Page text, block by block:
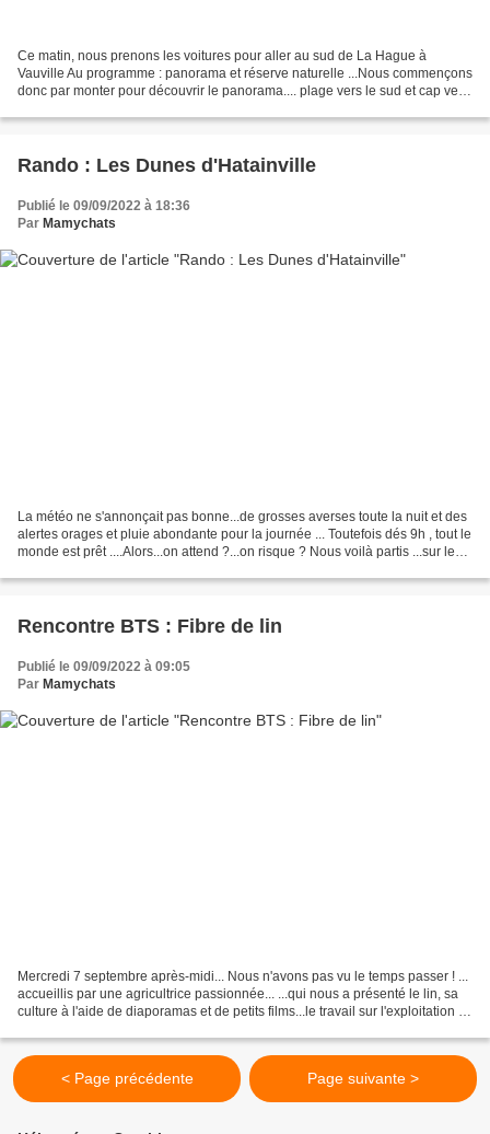
Ce matin, nous prenons les voitures pour aller au sud de La Hague à
Vauville Au programme : panorama et réserve naturelle ...Nous commençons
donc par monter pour découvrir le panorama.... plage vers le sud et cap vers
Rando : Les Dunes d'Hatainville
Publié le 09/09/2022 à 18:36
Par Mamychats
La météo ne s'annonçait pas bonne...de grosses averses toute la nuit et des
alertes orages et pluie abondante pour la journée ... Toutefois dés 9h , tout le
monde est prêt ....Alors...on attend ?...on risque ? Nous voilà partis ...sur les
Rencontre BTS : Fibre de lin
Publié le 09/09/2022 à 09:05
Par Mamychats
Mercredi 7 septembre après-midi... Nous n'avons pas vu le temps passer ! ...
accueillis par une agricultrice passionnée... ...qui nous a présenté le lin, sa
culture à l'aide de diaporamas et de petits films...le travail sur l'exploitation :
< Page précédente Page suivante >